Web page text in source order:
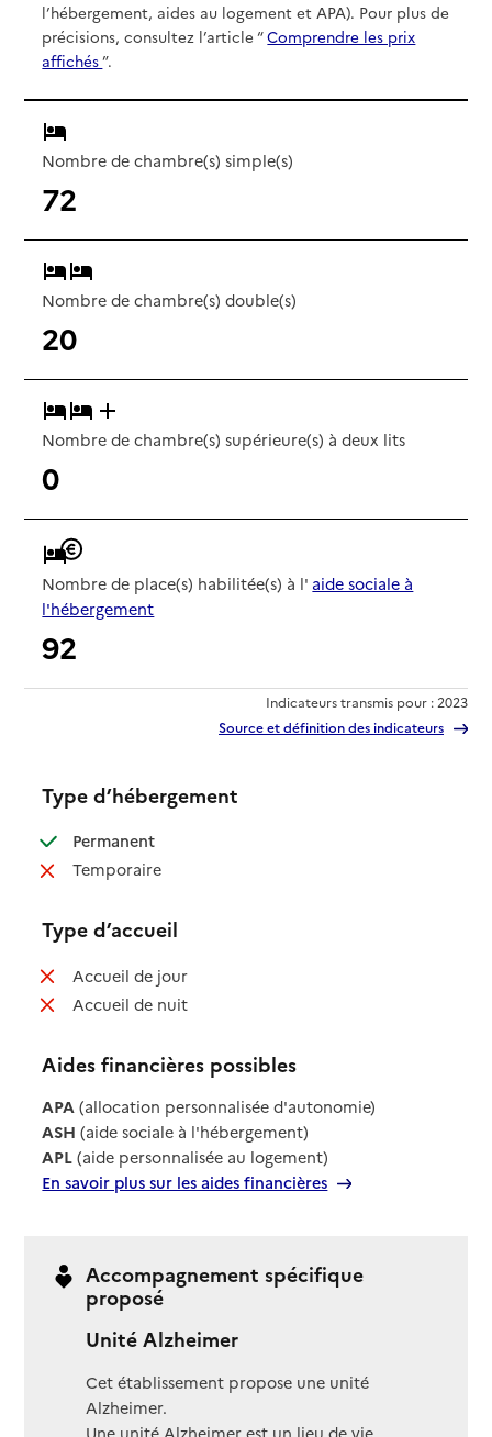
l’hébergement, aides au logement et APA). Pour plus de
précisions, consultez l’article “Comprendre les prix
affichés”.
Nombre de chambre(s) simple(s)
72
Nombre de chambre(s) double(s)
20
Nombre de chambre(s) supérieure(s) à deux lits
0
Nombre de place(s) habilitée(s) à l' aide sociale à
l'hébergement
92
Indicateurs transmis pour : 2023
Source et définition des indicateurs
Type d’hébergement
Permanent: disponible
Temporaire: non disponible
Type d’accueil
Accueil de jour: non disponible
Accueil de nuit: non disponible
Aides financières possibles
APA (allocation personnalisée d'autonomie)
ASH (aide sociale à l'hébergement)
APL (aide personnalisée au logement)
En savoir plus sur les aides financières
Accompagnement spécifique
proposé
Unité Alzheimer
Cet établissement propose une unité
Alzheimer.